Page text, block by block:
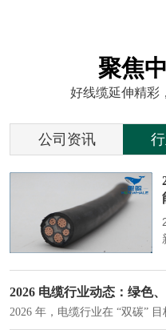
聚焦
好线缆延伸精彩
公司资讯
2026 电缆行业动态：绿色